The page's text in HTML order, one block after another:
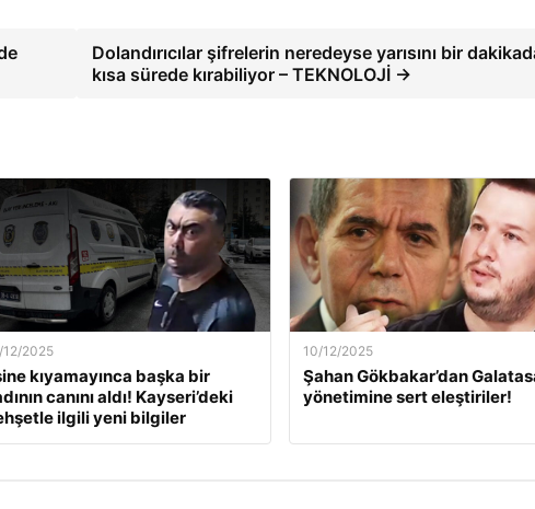
Dolandırıcılar şifrelerin neredeyse yarısını bir
kısa sürede kırabiliyor – TEKNOLOJİ →
12/2025
kıyamayınca başka bir
canını aldı! Kayseri’deki
ilgili yeni bilgiler
10/12/2025
Şahan Gökbakar’dan
yönetimine sert eleştiriler!